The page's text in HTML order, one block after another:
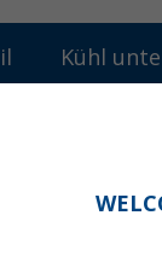
Kühl
55 Liter